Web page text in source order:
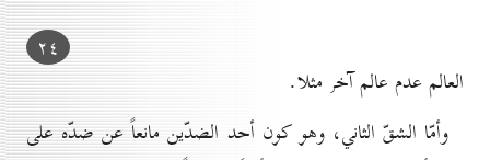
۲٤
العالم عدم عالم آخر مثلا.
وأمّا الشقّ الثاني، وهو كون أحد الضدّين مانعاً عن ضدّه على